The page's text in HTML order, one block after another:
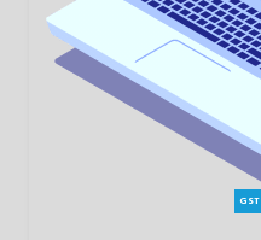
GST